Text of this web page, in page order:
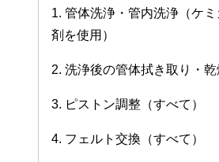
1. 管体洗浄・管内洗浄（ケ
剤を使用）
2. 洗浄後の管体拭き取り・乾
3. ピストン調整（すべて）
4. フェルト交換（すべて）